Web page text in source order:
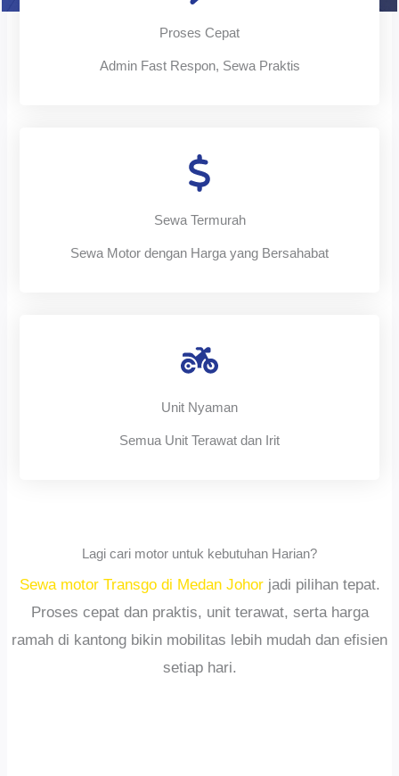
Proses Cepat
Admin Fast Respon, Sewa Praktis
Sewa Termurah
Sewa Motor dengan Harga yang Bersahabat
Unit Nyaman
Semua Unit Terawat dan Irit
Lagi cari motor untuk kebutuhan Harian?
Sewa motor Transgo di Medan Johorjadi pilihan tepat.
Proses cepat dan praktis, unit terawat, serta harga
ramah di kantong bikin mobilitas lebih mudah dan efisien
setiap hari.